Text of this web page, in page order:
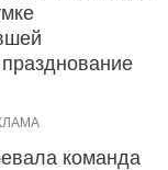
команда